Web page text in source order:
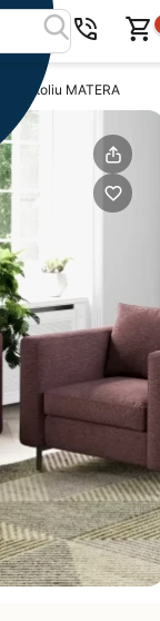
cu fotoliu MATERA